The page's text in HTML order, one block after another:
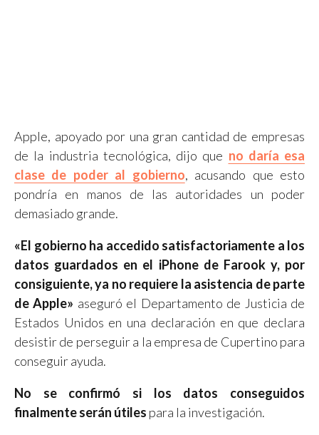
Apple, apoyado por una gran cantidad de empresas
de la industria tecnológica, dijo que no daría esa
clase de poder al gobierno, acusando que esto
pondría en manos de las autoridades un poder
demasiado grande.
«El gobierno ha accedido satisfactoriamente a los
datos guardados en el iPhone de Farook y, por
consiguiente, ya no requiere la asistencia de parte
de Apple» aseguró el Departamento de Justicia de
Estados Unidos en una declaración en que declara
desistir de perseguir a la empresa de Cupertino para
conseguir ayuda.
No se confirmó si los datos conseguidos
finalmente serán útiles para la investigación.